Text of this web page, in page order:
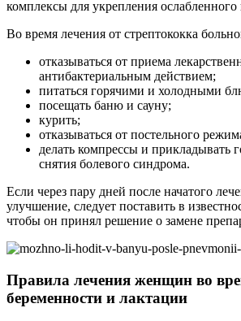
комплексы для укрепления
Во время лечения от стрептококка
отказываться от приема
антибактериальным действием;
питаться горячими и холодными
посещать баню и сауну;
курить;
отказываться от постельного
делать компрессы и прикладывать
снятия болевого синдрома.
Если через пару дней после начатого
улучшение, следует поставить в
чтобы он принял решение о замене
Правила лечения женщин во
беременности и лактации